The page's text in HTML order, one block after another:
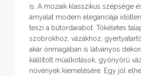
is. A mozaik klasszikus szépsége
árnyalat modern eleganciája
teszi a bútordarabot. Tökéletes
szobrokhoz, vázákhoz,
akár önmagában is látványos
kiállított műalkotások, gyönyörű
növények kiemelésére. Egy jól